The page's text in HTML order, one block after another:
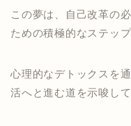
この夢は、自己改革の
ための積極的なステッ
心理的なデトックスを
活へと進む道を示唆して